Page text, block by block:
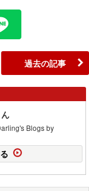
過去の記事
Blogs by